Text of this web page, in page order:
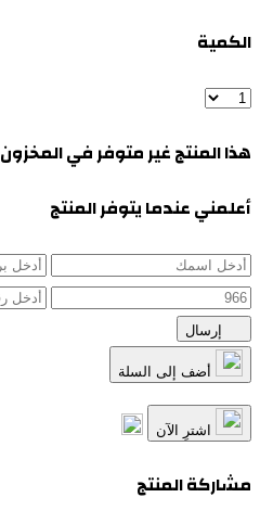
الكمية
هذا المنتج غير متوفر في المخزون
أعلمني عندما يتوفر المنتج
اشترِ الآن
مشاركة المنتج